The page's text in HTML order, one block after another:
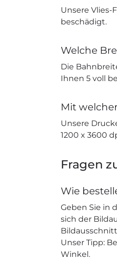
Unsere Vlies-
beschädigt.
Welche
Die
Ihnen 5 voll
Mit
Unsere
1200 x 3600
Fragen
Wie
Geben Sie in
sich der
Unser Tipp:
Winkel.